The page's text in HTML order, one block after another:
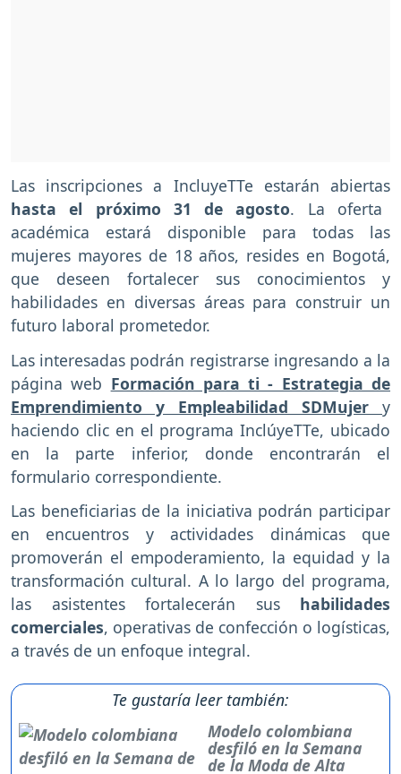
Las inscripciones a IncluyeTTe estarán abiertas
hasta el próximo 31 de agosto. La oferta
académica estará disponible para todas las
mujeres mayores de 18 años, resides en Bogotá,
que deseen fortalecer sus conocimientos y
habilidades en diversas áreas para construir un
futuro laboral prometedor.
Las interesadas podrán registrarse ingresando a la
página web Formación para ti - Estrategia de
Emprendimiento y Empleabilidad SDMujer
y
haciendo clic en el programa InclúyeTTe, ubicado
en la parte inferior, donde encontrarán el
formulario correspondiente.
Las beneficiarias de la iniciativa podrán participar
en encuentros y actividades dinámicas que
promoverán el empoderamiento, la equidad y la
transformación cultural. A lo largo del programa,
las asistentes fortalecerán sus habilidades
comerciales, operativas de confección o logísticas,
a través de un enfoque integral.
Te gustaría leer también:
Modelo colombiana
desfiló en la Semana
de la Moda de Alta